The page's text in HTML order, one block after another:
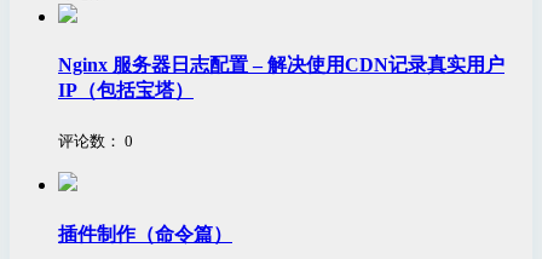
Nginx 服务器日志配置 – 解决使用CDN记录真实用户
IP（包括宝塔）
评论数： 0
插件制作（命令篇）